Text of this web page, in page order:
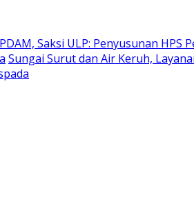
Saksi ULP: Penyusunan HPS
Sungai Surut dan Air Keruh,